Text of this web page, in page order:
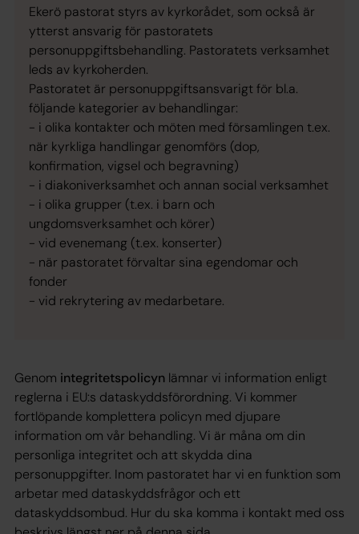
Ekerö pastorat styrs av kyrkorådet, som också är
ytterst ansvarig för pastoratets
personuppgiftsbehandling. Pastoratets verksamhet
leds av kyrkoherden.
Pastoratet är personuppgiftsansvarigt för bl.a.
följande kategorier av behandlingar:
- i olika kontakter och möten med församlingen t.ex.
när kyrkliga handlingar genomförs (dop,
konfirmation, vigsel och begravning)
- i diakoniverksamhet och annan social verksamhet
- i olika grupper (t.ex. i barn och
ungdomsverksamhet och körer)
- vid evenemang (t.ex. konserter)
- när pastoratet förvaltar sina egendomar och
fonder
- vid rekrytering av medarbetare.
Genom integritetspolicyn lämnar vi information enligt
reglerna i EU:s dataskyddsförordning. Vi kommer
fortlöpande komplettera policyn med djupare
information om vår behandling. Vi är måna om din
personliga integritet och att skydda dina
personuppgifter. Inom pastoratet har vi en funktion som
arbetar med dataskyddsfrågor och ett
dataskyddsombud. Hur du ska komma i kontakt med oss